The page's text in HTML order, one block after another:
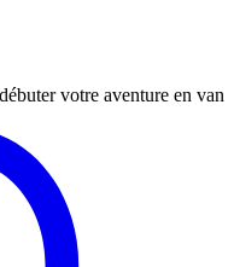
votre aventure en van